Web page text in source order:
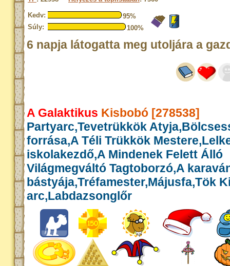
Kedv:
95%
Súly:
100%
6 napja látogatta meg utoljára a
A Galaktikus Kisbobó [278538]
Partyarc,Tevetrükkök
forrása,A Téli Trükkök
iskolakezdő,A Mindenek Felett Álló
Világmegváltó Tagtoborzó,A
bástyája,Tréfamester,Májusfa,Tök
arc,Labdazsonglőr